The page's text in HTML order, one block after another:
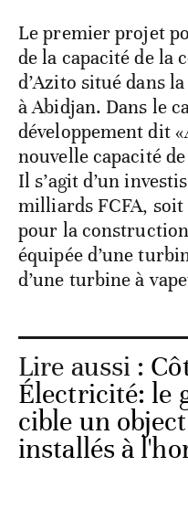
Le premier projet
de la capacité de la
d’Azito situé dans
à Abidjan. Dans le
développement dit
nouvelle capacité
Il s’agit d’un
milliards FCFA,
pour la
équipée d’une
d’une turbine à
Lire aussi :
Électricité: le
cible un
installés à